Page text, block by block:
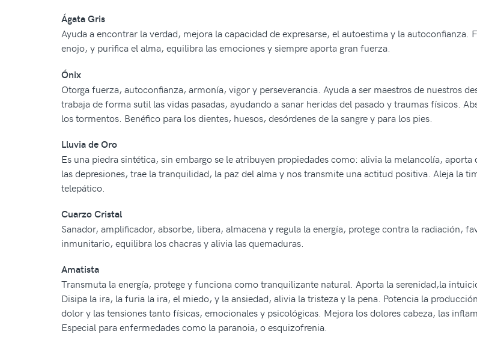
Ágata Gris
Ayuda a encontrar la verdad, mejora la capacidad de expresarse, el autoestima y la
enojo, y purifica el alma, equilibra las emociones y siempre aporta gran fuerza.
Ónix
Otorga fuerza, autoconfianza, armonía, vigor y perseverancia. Ayuda a ser maestros de nuestros
trabaja de forma sutil las vidas pasadas, ayudando a sanar heridas del pasado y traumas físicos.
los tormentos. Benéfico para los dientes, huesos, desórdenes de la sangre y para los pies.
Lluvia de Oro
Es una piedra sintética, sin embargo se le atribuyen propiedades como: alivia la melancolía,
las depresiones, trae la tranquilidad, la paz del alma y nos transmite una actitud positiva. Aleja la
telepático.
Cuarzo Cristal
Sanador, amplificador, absorbe, libera, almacena y regula la energía, protege contra la radiación,
inmunitario, equilibra los chacras y alivia las quemaduras.
Amatista
Transmuta la energía, protege y funciona como tranquilizante natural. Aporta la serenidad,la
Disipa la ira, la furia la ira, el miedo, y la ansiedad, alivia la tristeza y la pena. Potencia la
dolor y las tensiones tanto físicas, emocionales y psicológicas. Mejora los dolores cabeza, las
Especial para enfermedades como la paranoia, o esquizofrenia.